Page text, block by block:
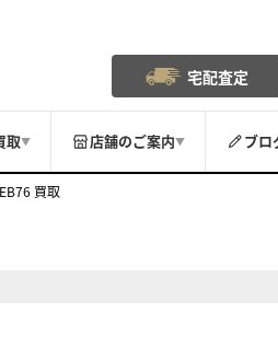
宅配査定
取▼ 店舗のご案内▼ ブロ
買取